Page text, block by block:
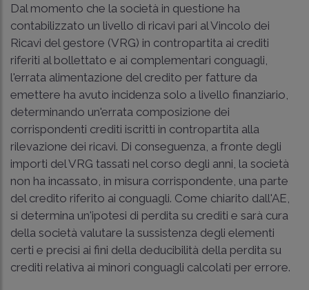
Dal momento che la società in questione ha
contabilizzato un livello di ricavi pari al Vincolo dei
Ricavi del gestore (VRG) in contropartita ai crediti
riferiti al bollettato e ai complementari conguagli,
l'errata alimentazione del credito per fatture da
emettere ha avuto incidenza solo a livello finanziario,
determinando un'errata composizione dei
corrispondenti crediti iscritti in contropartita alla
rilevazione dei ricavi. Di conseguenza, a fronte degli
importi del VRG tassati nel corso degli anni, la società
non ha incassato, in misura corrispondente, una parte
del credito riferito ai conguagli. Come chiarito dall'AE,
si determina un'ipotesi di perdita su crediti e sarà cura
della società valutare la sussistenza degli elementi
certi e precisi ai fini della deducibilità della perdita su
crediti relativa ai minori conguagli calcolati per errore.